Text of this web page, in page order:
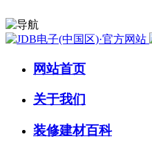
网站首页
关于我们
装修建材百科